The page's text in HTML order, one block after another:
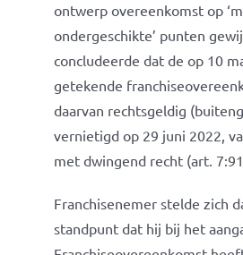
ontwerp overeenkomst op
ondergeschikte’ punten
concludeerde dat de op 10
getekende
daarvan rechtsgeldig
vernietigd op 29 juni 2022,
met dwingend recht (art.
Franchisenemer stelde zich
standpunt dat hij bij het